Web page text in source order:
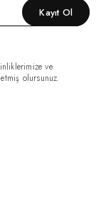
Kayıt Ol
ve
olursunuz.